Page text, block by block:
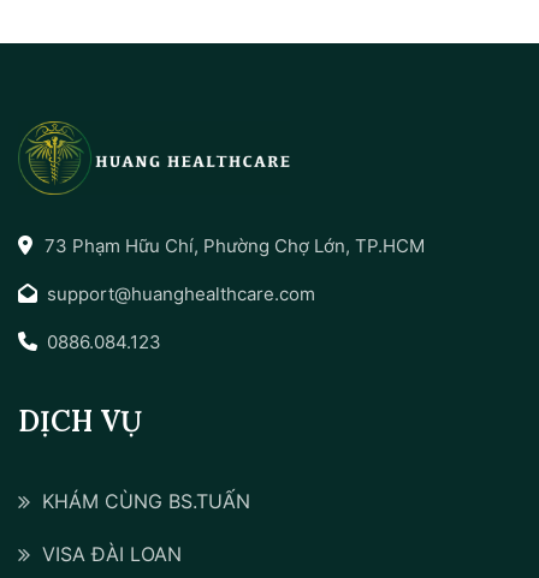
73 Phạm Hữu Chí, Phường Chợ Lớn, TP.HCM
support@huanghealthcare.com
0886.084.123
DỊCH VỤ
KHÁM CÙNG BS.TUẤN
VISA ĐÀI LOAN